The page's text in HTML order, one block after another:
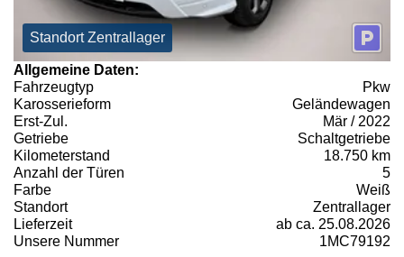
Standort Zentrallager
Allgemeine Daten:
Fahrzeugtyp
Pkw
Karosserieform
Geländewagen
Erst-Zul.
Mär / 2022
Getriebe
Schaltgetriebe
Kilometerstand
18.750 km
Anzahl der Türen
5
Farbe
Weiß
Standort
Zentrallager
Lieferzeit
ab ca. 25.08.2026
Unsere Nummer
1MC79192